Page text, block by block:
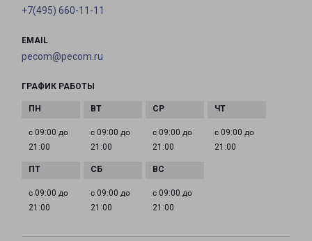
+7(495) 660-11-11
EMAIL
pecom@pecom.ru
ГРАФИК РАБОТЫ
с 09:00 до
21:00
с 09:00 до
21:00
с 09:00 до
21:00
с 09:00 до
21:00
с 09:00 до
21:00
с 09:00 до
21:00
с 09:00 до
21:00